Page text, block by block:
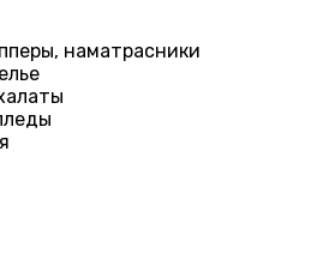
наматрасники